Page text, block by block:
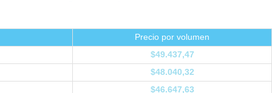
Precio por volumen
$49.437,47
$48.040,32
$46.647,63